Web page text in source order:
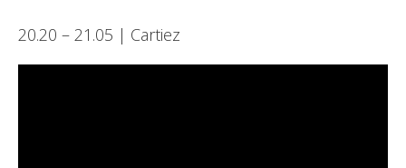
20.20 – 21.05 | Cartiez